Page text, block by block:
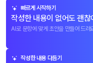
빠르게 시작하기
작성한 내용이 없어도 괜찮
AI로 문항에 맞게 초안을 만들어 드려
작성한 내용 다듬기